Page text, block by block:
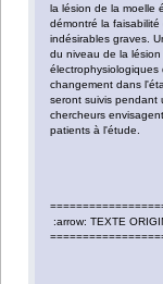
la lésion de la moelle
démontré la
indésirables graves.
du niveau de la
changement dans
seront suivis pendant
chercheurs
patients à l'étude.
:arrow: TEXTE